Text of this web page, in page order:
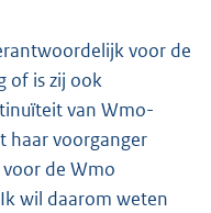
voor de
of is zij ook
van Wmo-
haar voorganger
de Wmo
wil daarom weten